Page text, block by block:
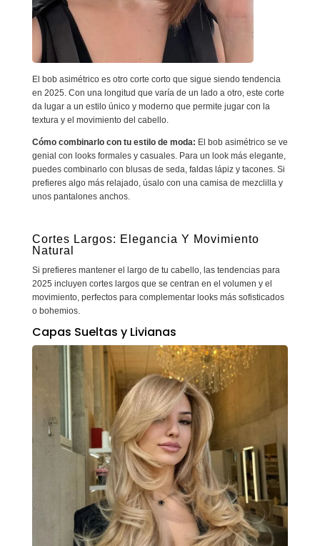
El bob asimétrico es otro corte corto que sigue siendo tendencia
en 2025. Con una longitud que varía de un lado a otro, este corte
da lugar a un estilo único y moderno que permite jugar con la
textura y el movimiento del cabello.
Cómo combinarlo con tu estilo de moda: El bob asimétrico se ve
genial con looks formales y casuales. Para un look más elegante,
puedes combinarlo con blusas de seda, faldas lápiz y tacones. Si
prefieres algo más relajado, úsalo con una camisa de mezclilla y
unos pantalones anchos.
Cortes Largos: Elegancia Y Movimiento
Natural
Si prefieres mantener el largo de tu cabello, las tendencias para
2025 incluyen cortes largos que se centran en el volumen y el
movimiento, perfectos para complementar looks más sofisticados
o bohemios.
Capas Sueltas y Livianas